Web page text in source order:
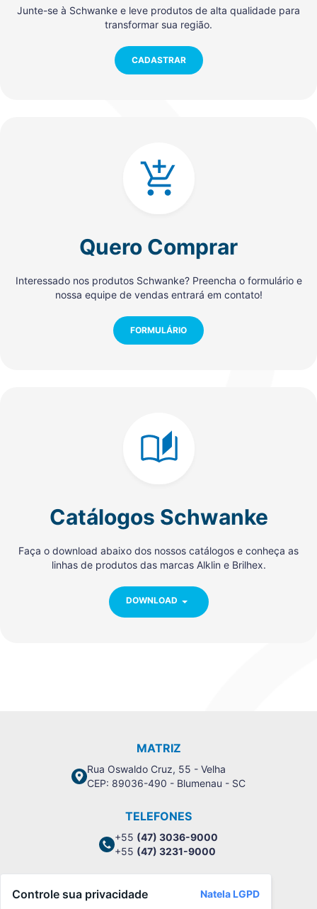
Junte-se à Schwanke e leve produtos de alta qualidade para
transformar sua região.
CADASTRAR
Quero Comprar
Interessado nos produtos Schwanke? Preencha o formulário e
nossa equipe de vendas entrará em contato!
FORMULÁRIO
Catálogos Schwanke
Faça o download abaixo dos nossos catálogos e conheça as
linhas de produtos das marcas Alklin e Brilhex.
DOWNLOAD
MATRIZ
Rua Oswaldo Cruz, 55 - Velha
CEP: 89036-490 - Blumenau - SC
TELEFONES
+55 (47) 3036-9000
+55 (47) 3231-9000
Política de Privacidade
Controle sua privacidade Natela LGPD